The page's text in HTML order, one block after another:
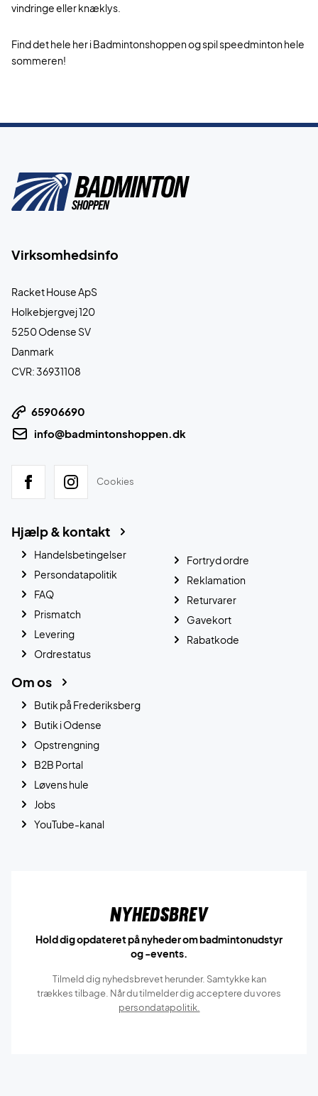
vindringe eller knæklys.
Find det hele her i Badmintonshoppen og spil speedminton hele
sommeren!
Virksomhedsinfo
Racket House ApS
Holkebjergvej 120
5250 Odense SV
Danmark
CVR: 36931108
65906690
info@badmintonshoppen.dk
Cookies
Hjælp & kontakt
Handelsbetingelser
Persondatapolitik
FAQ
Prismatch
Levering
Ordrestatus
Fortryd ordre
Reklamation
Returvarer
Gavekort
Rabatkode
Om os
Butik på Frederiksberg
Butik i Odense
Opstrengning
B2B Portal
Løvens hule
Jobs
YouTube-kanal
Nyhedsbrev
Hold dig opdateret på nyheder om badmintonudstyr
og -events.
Tilmeld dig nyhedsbrevet herunder. Samtykke kan
trækkes tilbage. Når du tilmelder dig acceptere du vores
persondatapolitik.